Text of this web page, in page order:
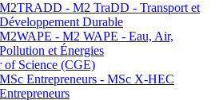
M2TRADD - M2 TraDD - Transport et
Développement Durable
M2WAPE - M2 WAPE - Eau, Air,
Pollution et Énergies
of Science (CGE)
MSc Entrepreneurs - MSc X-HEC
Entrepreneurs